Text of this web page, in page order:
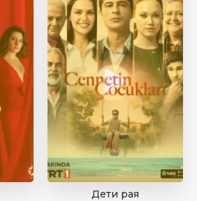
Дети рая